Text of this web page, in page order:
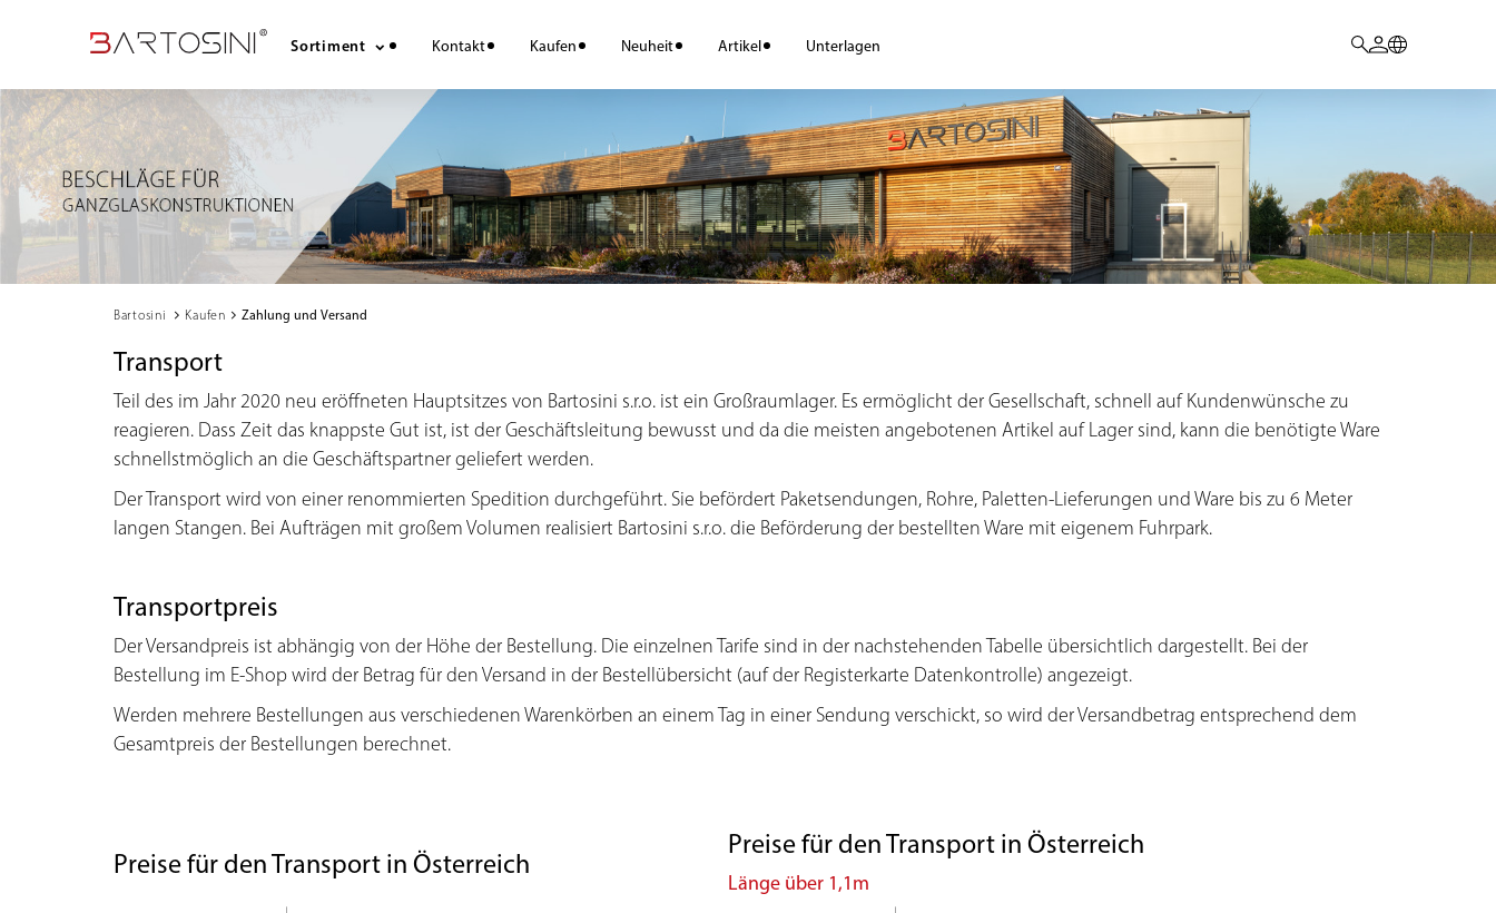
Sortiment Kontakt Kaufen Neuheit Artikel Unterlagen
Bartosini chevron_right Kaufen chevron_right Zahlung und Versand
Transport
Teil des im Jahr 2020 neu eröffneten Hauptsitzes von Bartosini s.r.o. ist ein Großraumlager. Es ermöglicht der Gesellschaft, schnell auf Kundenwünsche zu
reagieren. Dass Zeit das knappste Gut ist, ist der Geschäftsleitung bewusst und da die meisten angebotenen Artikel auf Lager sind, kann die benötigte Ware
schnellstmöglich an die Geschäftspartner geliefert werden.
Der Transport wird von einer renommierten Spedition durchgeführt. Sie befördert Paketsendungen, Rohre, Paletten-Lieferungen und Ware bis zu 6 Meter
langen Stangen. Bei Aufträgen mit großem Volumen realisiert Bartosini s.r.o. die Beförderung der bestellten Ware mit eigenem Fuhrpark.
Transportpreis
Der Versandpreis ist abhängig von der Höhe der Bestellung. Die einzelnen Tarife sind in der nachstehenden Tabelle übersichtlich dargestellt. Bei der
Bestellung im E-Shop wird der Betrag für den Versand in der Bestellübersicht (auf der Registerkarte Datenkontrolle) angezeigt.
Werden mehrere Bestellungen aus verschiedenen Warenkörben an einem Tag in einer Sendung verschickt, so wird der Versandbetrag entsprechend dem
Gesamtpreis der Bestellungen berechnet.
Preise für den Transport in Österreich
Preise für den Transport in Österreich
Länge über 1,1m